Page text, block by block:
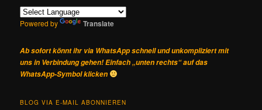
Powered by Translate
Ab sofort könnt ihr via WhatsApp schnell und unkompliziert mit
uns in Verbindung gehen! Einfach „unten rechts“ auf das
WhatsApp-Symbol klicken
BLOG VIA E-MAIL ABONNIEREN